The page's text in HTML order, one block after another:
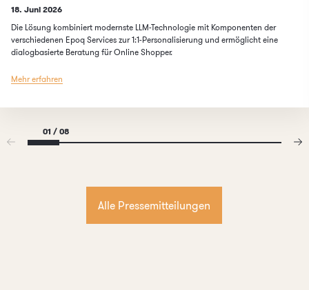
Published on
18. Juni 2026
Die Lösung kombiniert modernste LLM-Technologie mit Komponenten der
verschiedenen Epoq Services zur 1:1-Personalisierung und ermöglicht eine
dialogbasierte Beratung für Online Shopper.
Mehr erfahren
01 / 08
Alle Pressemitteilungen